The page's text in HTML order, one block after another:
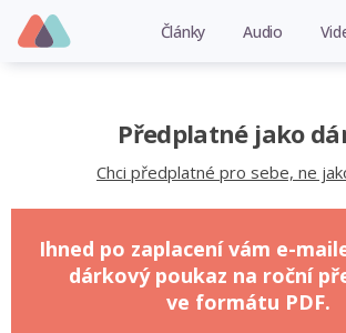
Články Audio
Předplatné jako
Chci předplatné pro sebe, ne
Ihned po zaplacení vám e-
dárkový poukaz na roční
ve formátu PDF.